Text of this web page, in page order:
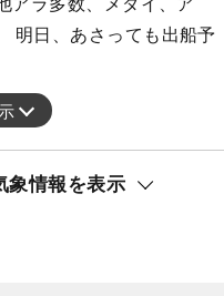
明日、あさっても出船予
象情報を表示